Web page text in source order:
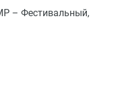
– Фестивальный,